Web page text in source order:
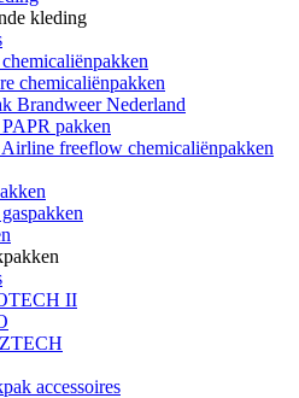
kleding
chemicaliënpakken
Brandweer Nederland
pakken
freeflow chemicaliënpakken
II
accessoires